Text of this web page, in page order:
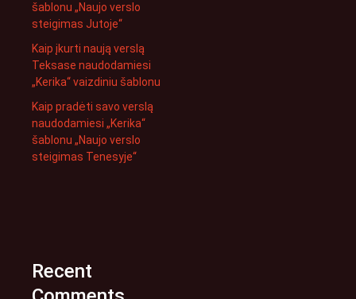
šablonu „Naujo verslo
steigimas Jutoje“
Kaip įkurti naują verslą
Teksase naudodamiesi
„Kerika“ vaizdiniu šablonu
Kaip pradėti savo verslą
naudodamiesi „Kerika“
šablonu „Naujo verslo
steigimas Tenesyje“
Recent